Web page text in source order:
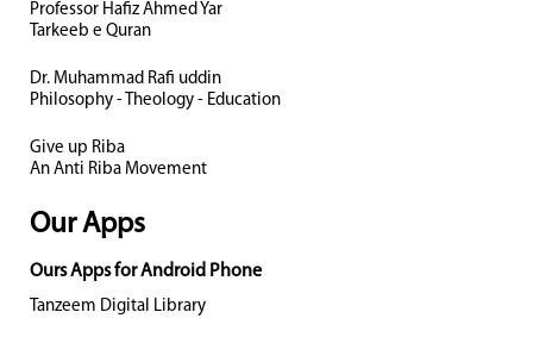
Professor Hafiz Ahmed Yar
Tarkeeb e Quran
Dr. Muhammad Rafi uddin
Philosophy - Theology - Education
Give up Riba
An Anti Riba Movement
Our Apps
Ours Apps for Android Phone
Tanzeem Digital Library